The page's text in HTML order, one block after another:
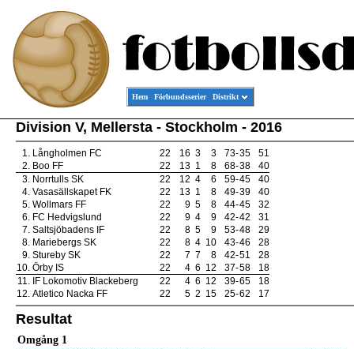
Hem Förbundsserier Distrikt
Division V, Mellersta - Stockholm - 2016
1. Långholmen FC 22 16 3 3 73-35
51
2. Boo FF 22 13 1 8 68-38
40
3. Norrtulls SK 22 12 4 6 59-45
40
4. Vasasällskapet FK 22 13 1 8 49-39
40
5. Wollmars FF 22 9 5 8 44-45
32
6. FC Hedvigslund 22 9 4 9 42-42
31
7. Saltsjöbadens IF 22 8 5 9 53-48
29
8. Mariebergs SK 22 8 4 10 43-46
28
9. Stureby SK 22 7 7 8 42-51
28
10. Örby IS 22 4 6 12 37-58
18
11. IF Lokomotiv Blackeberg 22 4 6 12 39-65
18
12. Atletico Nacka FF 22 5 2 15 25-62 17
Resultat
Omgång 1